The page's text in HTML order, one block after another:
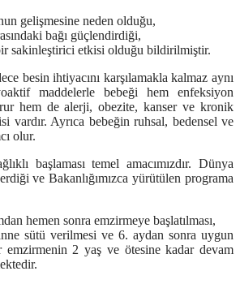
gelişmesine neden olduğu,
bağı güçlendirdiği,
sakinleştirici etkisi olduğu bildirilmiştir.
besin ihtiyacını karşılamakla kalmaz aynı
maddelerle bebeği hem enfeksiyon
hem de alerji, obezite, kanser ve kronik
vardır. Ayrıca bebeğin ruhsal, bedensel ve
olur.
başlaması temel amacımızdır. Dünya
ve Bakanlığımızca yürütülen programa
hemen sonra emzirmeye başlatılması,
sütü verilmesi ve 6. aydan sonra uygun
emzirmenin 2 yaş ve ötesine kadar devam